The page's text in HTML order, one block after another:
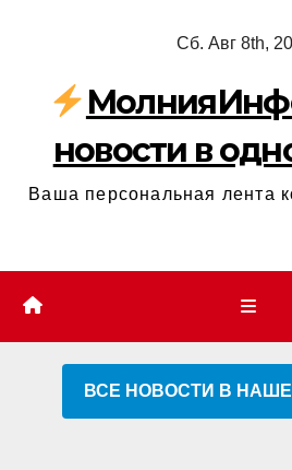
содержимому
Сб. Авг 8th,
новости в
Ваша персональная лента
ВСЕ НОВОСТИ В